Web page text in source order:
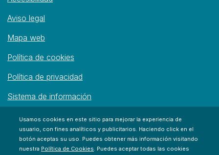
Aviso legal
Mapa web
Política de cookies
Política de privacidad
Sistema de información
Usamos cookies en este sitio para mejorar la experiencia de
usuario, con fines analíticos y publicitarios. Haciendo click en el
botón aceptas su uso. Puedes obtener más información visitando
nuestra Política de Cookies. Puedes aceptar todas las cookies